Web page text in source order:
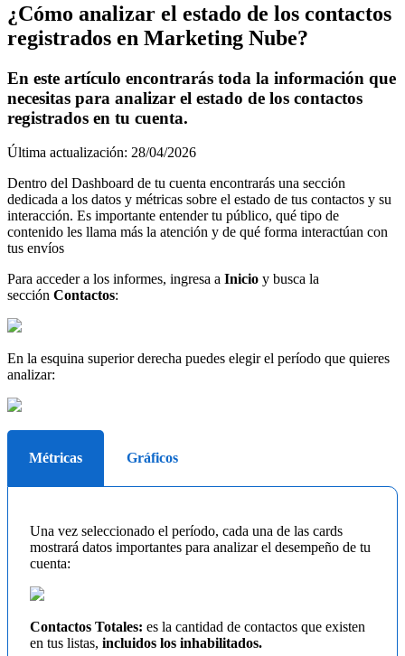
¿Cómo analizar el estado de los contactos
registrados en Marketing Nube?
En este artículo encontrarás toda la información que
necesitas para analizar el estado de los contactos
registrados en tu cuenta.
Última actualización: 28/04/2026
Dentro del Dashboard de tu cuenta encontrarás una sección
dedicada a los datos y métricas sobre el estado de tus contactos y su
interacción. Es importante entender tu público, qué tipo de
contenido les llama más la atención y de qué forma interactúan con
tus envíos
Para acceder a los informes, ingresa a Inicio y busca la
sección Contactos:
En la esquina superior derecha puedes elegir el período que quieres
analizar:
Métricas Gráficos
Una vez seleccionado el período, cada una de las cards
mostrará datos importantes para analizar el desempeño de tu
cuenta:
Contactos Totales: es la cantidad de contactos que existen
en tus listas, incluidos los inhabilitados.